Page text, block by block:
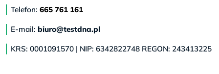
Telefon: 665 761 161
E-mail: biuro@testdna.pl
KRS: 0001091570 | NIP: 6342822748 REGON: 243413225